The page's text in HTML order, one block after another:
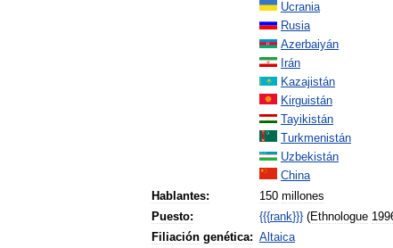
Ucrania
Rusia
Azerbaiyán
Irán
Kazajistán
Kirguistán
Tayikistán
Turkmenistán
Uzbekistán
China
Hablantes:
150 millones
Puesto:
{{{rank}}} (Ethnologue
Filiación genética: Altaica